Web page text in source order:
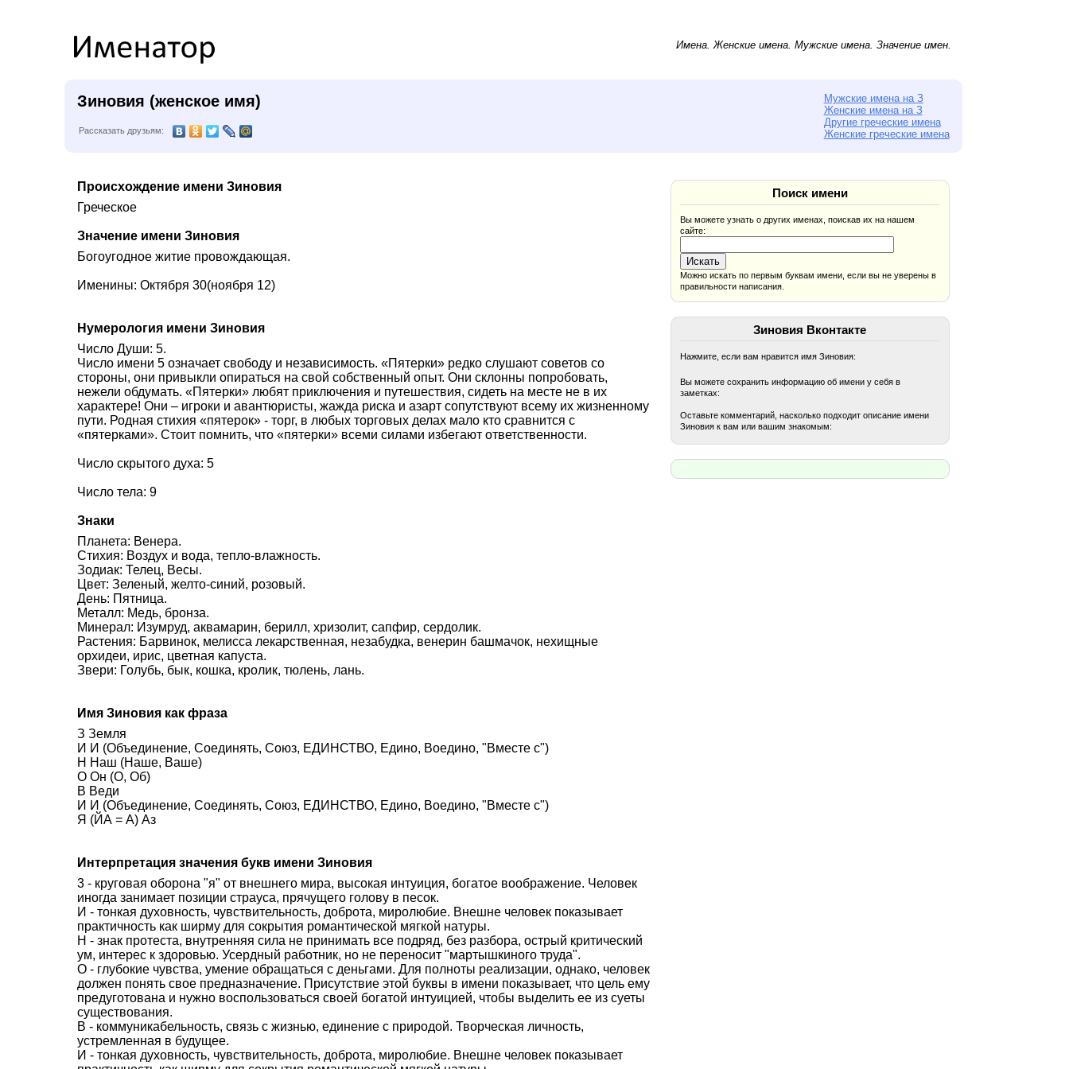
Имена.Женские имена.Мужские имена. Значение имен.
Зиновия (женское имя)
Мужские имена на З
Женские имена на З
Другие греческие имена
Женские греческие имена
Рассказать друзьям:
Происхождение имени Зиновия
Греческое
Значение имени Зиновия
Богоугодное житие провождающая.
Именины: Октября 30(ноября 12)
Нумерология имени Зиновия
Число Души: 5.
Число имени 5 означает свободу и независимость. «Пятерки» редко слушают советов со
стороны, они привыкли опираться на свой собственный опыт. Они склонны попробовать,
нежели обдумать. «Пятерки» любят приключения и путешествия, сидеть на месте не в их
характере! Они – игроки и авантюристы, жажда риска и азарт сопутствуют всему их жизненному
пути. Родная стихия «пятерок» - торг, в любых торговых делах мало кто сравнится с
«пятерками». Стоит помнить, что «пятерки» всеми силами избегают ответственности.
Число скрытого духа: 5
Число тела: 9
Знаки
Планета: Венера.
Стихия: Воздух и вода, тепло-влажность.
Зодиак: Телец, Весы.
Цвет: Зеленый, желто-синий, розовый.
День: Пятница.
Металл: Медь, бронза.
Минерал: Изумруд, аквамарин, берилл, хризолит, сапфир, сердолик.
Растения: Барвинок, мелисса лекарственная, незабудка, венерин башмачок, нехищные
орхидеи, ирис, цветная капуста.
Звери: Голубь, бык, кошка, кролик, тюлень, лань.
Имя Зиновия как фраза
З Земля
И И (Объединение, Соединять, Союз, ЕДИНСТВО, Едино, Воедино, "Вместе с")
Н Наш (Наше, Ваше)
О Он (О, Об)
В Веди
И И (Объединение, Соединять, Союз, ЕДИНСТВО, Едино, Воедино, "Вместе с")
Я (ЙА = А) Аз
Интерпретация значения букв имени Зиновия
3 - круговая оборона "я" от внешнего мира, высокая интуиция, богатое воображение. Человек
иногда занимает позиции страуса, прячущего голову в песок.
И - тонкая духовность, чувствительность, доброта, миролюбие. Внешне человек показывает
практичность как ширму для сокрытия романтической мягкой натуры.
Н - знак протеста, внутренняя сила не принимать все подряд, без разбора, острый критический
ум, интерес к здоровью. Усердный работник, но не переносит "мартышкиного труда".
О - глубокие чувства, умение обращаться с деньгами. Для полноты реализации, однако, человек
должен понять свое предназначение. Присутствие этой буквы в имени показывает, что цель ему
предуготована и нужно воспользоваться своей богатой интуицией, чтобы выделить ее из суеты
существования.
В - коммуникабельность, связь с жизнью, единение с природой. Творческая личность,
устремленная в будущее.
И - тонкая духовность, чувствительность, доброта, миролюбие. Внешне человек показывает
Поиск имени
Вы можете узнать о других именах, поискав их на нашем
сайте:
Можно искать по первым буквам имени, если вы не уверены в
правильности написания.
Зиновия Вконтакте
Нажмите, если вам нравится имя Зиновия:
Вы можете сохранить информацию об имени у себя в
заметках:
Оставьте комментарий, насколько подходит описание имени
Зиновия к вам или вашим знакомым: